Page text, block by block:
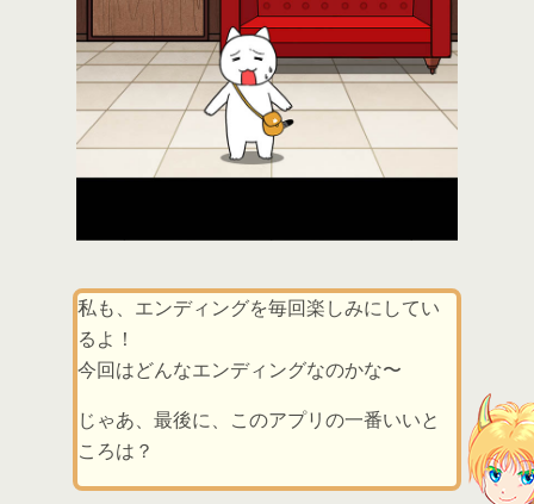
私も、エンディングを毎回楽しみにしてい
るよ！
今回はどんなエンディングなのかな〜
じゃあ、最後に、このアプリの一番いいと
ころは？